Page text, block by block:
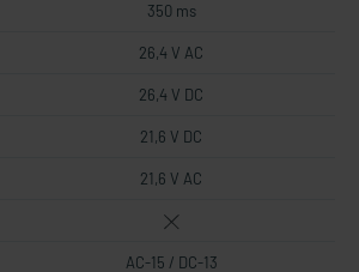
350 ms
26,4 V AC
26,4 V DC
21,6 V DC
21,6 V AC
AC-15 / DC-13